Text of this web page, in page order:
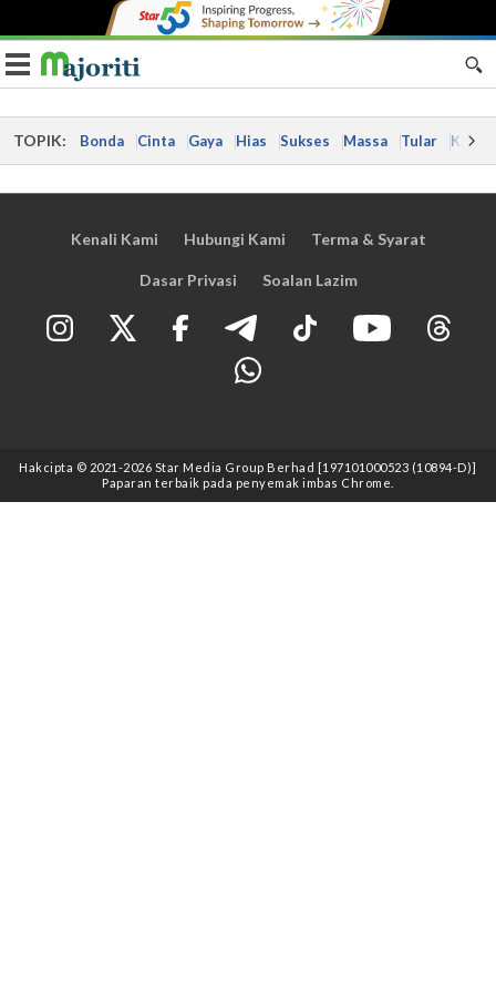
Toggle navigation
TOPIK: Bonda Cinta Gaya Hias Sukses Massa Tular Kes
Kenali Kami Hubungi Kami Terma & Syarat
Dasar Privasi Soalan Lazim
Hakcipta © 2021 -2026 Star Media Group Berhad [197101000523 (10894-D)]
Paparan terbaik pada penyemak imbas Chrome.